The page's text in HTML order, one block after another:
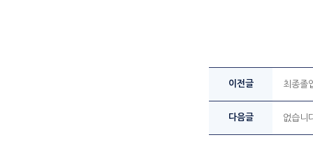
이전글 최종졸
다음글 없습니